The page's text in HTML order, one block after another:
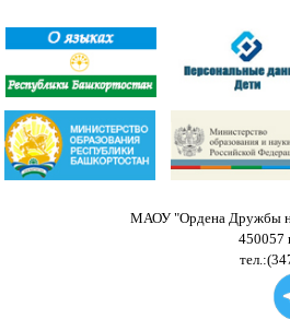
МАОУ "Ордена Дружбы
450057